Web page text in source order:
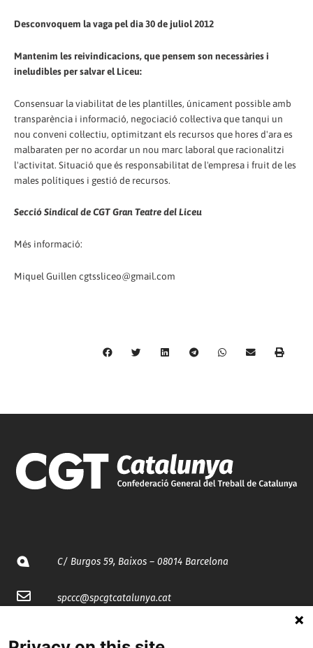
Desconvoquem la vaga pel dia 30 de juliol 2012
Mantenim les reivindicacions, que pensem son necessàries i
ineludibles per salvar el Liceu:
Consensuar la viabilitat de les plantilles, únicament possible amb
transparència i informació, negociació col·lectiva que tanqui un
nou conveni col·lectiu, optimitzant els recursos que hores d'ara es
malbaraten per no acordar un nou marc laboral que racionalitzi
l'activitat. Situació que és responsabilitat de l'empresa i fruit de les
males polítiques i gestió de recursos.
Secció Sindical de CGT Gran Teatre del Liceu
Més informació:
Miquel Guillen cgtssliceo@gmail.com
C/ Burgos 59, Baixos – 08014 Barcelona
spccc@spcgtcatalunya.cat